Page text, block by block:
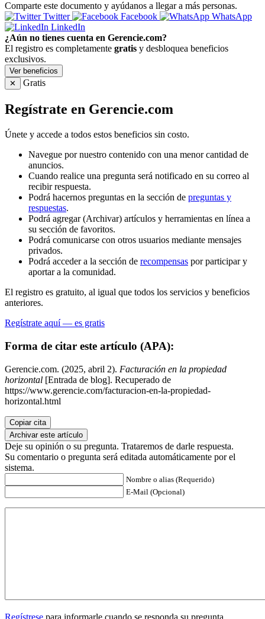
Comparte este documento y ayúdanos a llegar a más personas.
Twitter
Facebook
WhatsApp
LinkedIn
¿Aún no tienes cuenta en Gerencie.com?
El registro es completamente gratis y desbloquea beneficios
exclusivos.
Ver beneficios
✕
Gratis
Regístrate en Gerencie.com
Únete y accede a todos estos beneficios sin costo.
Navegue por nuestro contenido con una menor cantidad de
anuncios.
Cuando realice una pregunta será notificado en su correo al
recibir respuesta.
Podrá hacernos preguntas en la sección de preguntas y
respuestas.
Podrá agregar (Archivar) artículos y herramientas en línea a
su sección de favoritos.
Podrá comunicarse con otros usuarios mediante mensajes
privados.
Podrá acceder a la sección de recompensas por participar y
aportar a la comunidad.
El registro es gratuito, al igual que todos los servicios y beneficios
anteriores.
Regístrate aquí — es gratis
Forma de citar este artículo (APA):
Gerencie.com. (2025, abril 2). Facturación en la propiedad
horizontal [Entrada de blog]. Recuperado de
https://www.gerencie.com/facturacion-en-la-propiedad-
horizontal.html
Copiar cita
Archivar este artículo
Deje su opinión o su pregunta. Trataremos de darle respuesta.
Su comentario o pregunta será editada automáticamente por el
sistema.
Nombre o alias (Requerido)
E-Mail (Opcional)
Regístrese para informarle cuando se responda su pregunta.